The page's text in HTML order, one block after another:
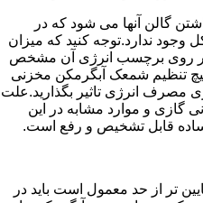
گالن آنها می شود که در
ندارد.توجه کنید که میزان
روی برچسب انرژی آن مشخص
تنظیم شمعک آبگرمکن مخزنی
مصرف انرژی تاثیر بگذارید.علت
و موارد مشابه در این
ساده قابل تشخیص و رفع است.
تر از حد معمول است باید در